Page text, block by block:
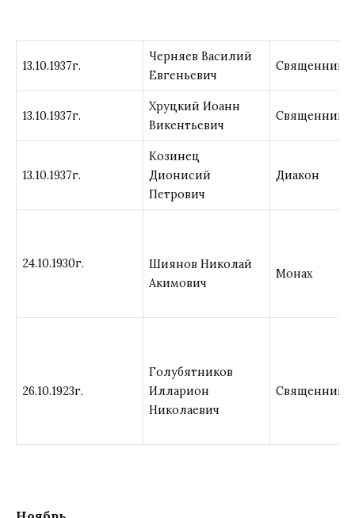
13.10.1937г.
Черняев Василий
Евгеньевич
Священник
13.10.1937г.
Хруцкий Иоанн
Викентьевич
Священник
13.10.1937г.
Козинец
Дионисий
Петрович
Диакон
24.10.1930г.
Шиянов Николай
Акимович
Монах
26.10.1923г.
Голубятников
Илларион
Николаевич
Священник